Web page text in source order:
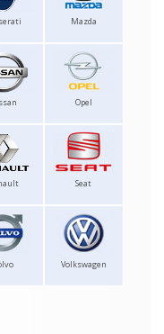
Mazda
Opel
Seat
Volkswagen